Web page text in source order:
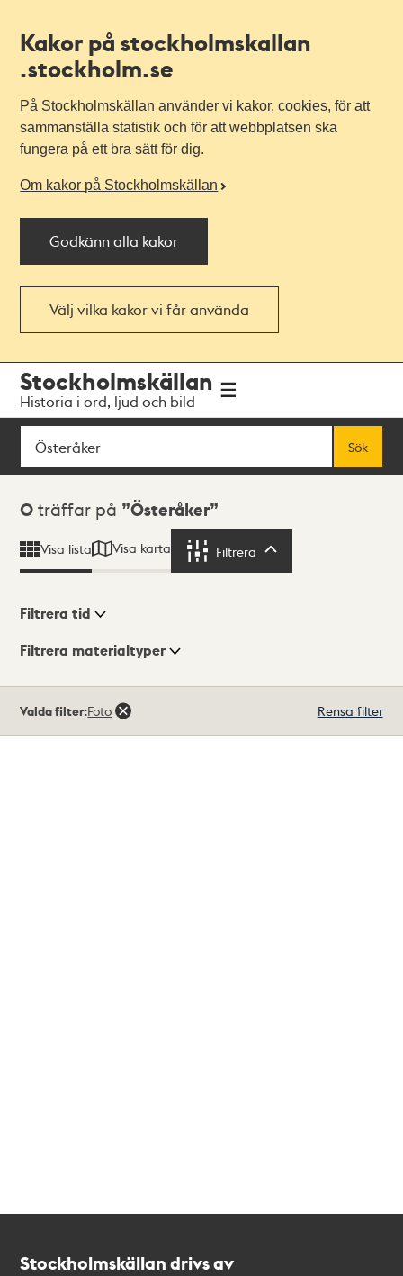
Kakor på stockholmskallan
.stockholm.se
På Stockholmskällan använder vi kakor, cookies, för att
sammanställa statistik och för att webbplatsen ska
fungera på ett bra sätt för dig.
Om kakor på Stockholmskällan
Godkänn alla kakor
Välj vilka kakor vi får använda
navigationen
huvudinnehållet
Stockholmskällan
Historia i ord, ljud och bild
Sök
Sök
Sökresultat
0 träffar på Österåker
Visa lista Visa karta Filtrera
Visningsläge
Filtrera tid
Filtrera materialtyper
träffar
Valda filter:Foto Rensa filter
Stockholmskällan drivs av